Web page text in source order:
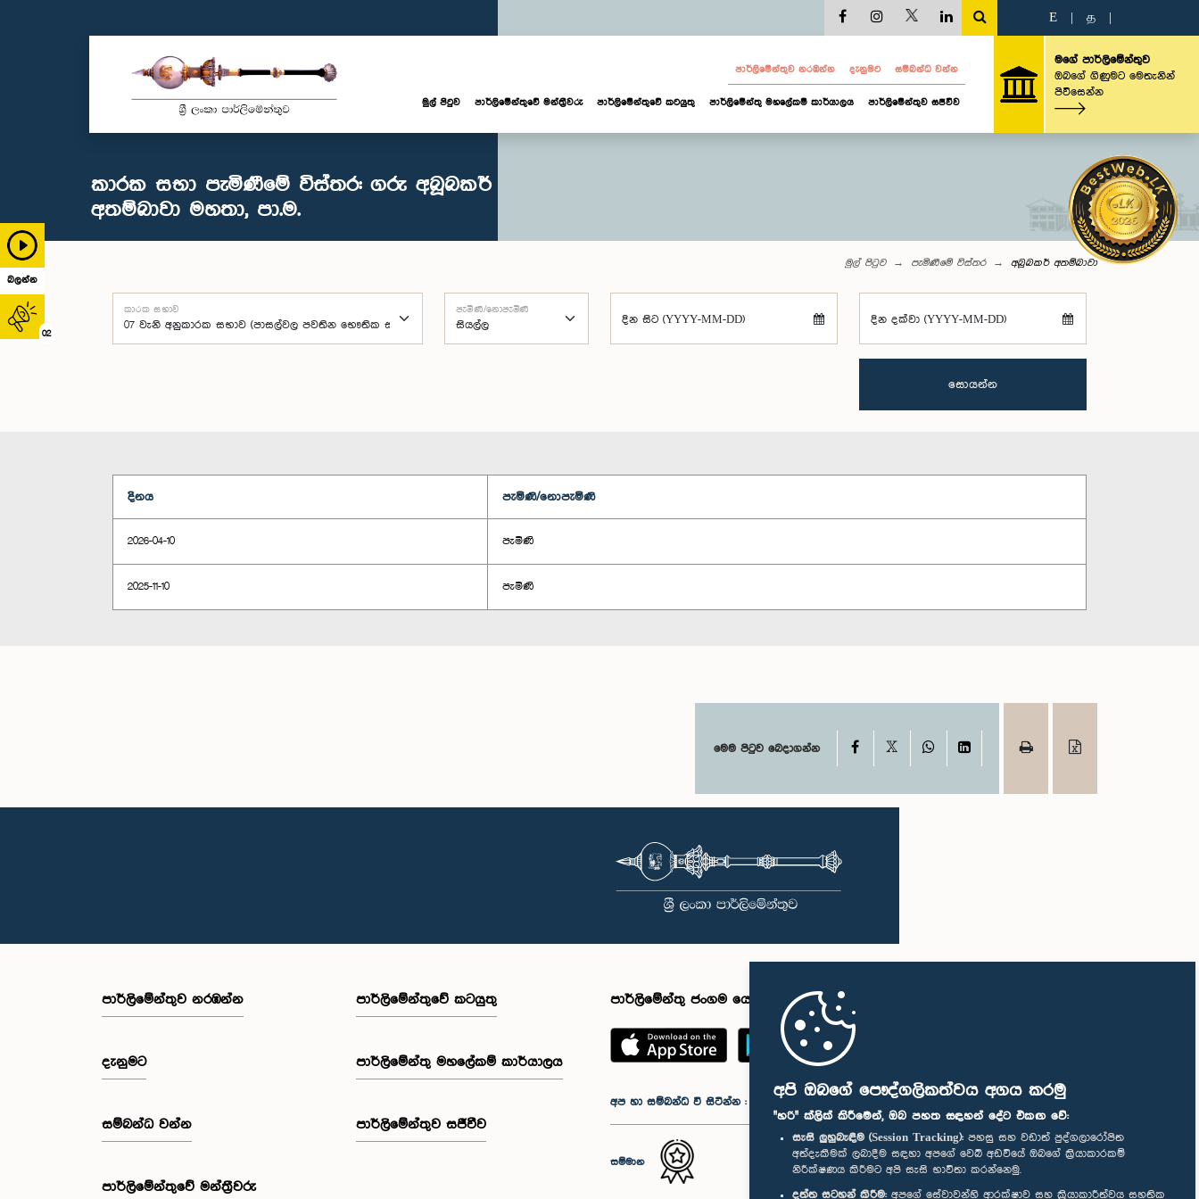
අපි ඔබගේ පෞද්ගලිකත්වය අගය කරමු
"හරි" ක්ලික් කිරීමෙන්, ඔබ පහත සඳහන් දේට එකඟ වේ:
සැසි ලුහුබැඳීම (Session Tracking): පහසු සහ වඩාත් පුද්ගලාරෝපිත
අත්දැකීමක් ලබාදීම සඳහා අපගේ වෙබ් අඩවියේ ඔබගේ ක්‍රියාකාරකම්
නිරීක්ෂණය කිරීමට අපි සැසි භාවිතා කරන්නෙමු.
දත්ත සටහන් කිරීම: අපගේ සේවාවන්හි ආරක්ෂාව සහ ක්‍රියාකාරීත්වය සහතික
බලන්න
02
E த
පාර්ලි‌මේන්තුව නරඹන්න දැනුමට සම්බන්ධ වන්න
මුල් පිටුව පාර්ලි‌මේන්තුවේ මන්ත්‍රීවරු පාර්ලිමේන්තුවේ කටයුතු පාර්ලිමේන්තු මහලේකම් කාර්යාලය පාර්ලිමේන්තුව සජීවීව
මගේ පාර්ලිමේන්තුව
ඔබගේ ගිණුමට මෙතැනින්
පිවිසෙන්න
කාරක සභා පැමිණීමේ විස්තර: ගරු අබූබකර්
අතම්බාවා මහතා, පා.ම.
මුල් පිටුව පැමිණීමේ විස්තර අබූබකර් අතම්බාවා
කාරක සභාව පැමිණි/නොපැමිණි
දින සිට (YYYY-MM-DD) දින දක්වා (YYYY-MM-DD)
සොයන්න
දිනය පැමිණි/නොපැමිණි
2026-04-10 පැමිණි
2025-11-10 පැමිණි
මෙම පිටුව බෙදාගන්න Facebook WhatsAppLinkedIn
පාර්ලි‌මේන්තුව නරඹන්න
දැනුමට
සම්බන්ධ වන්න
පාර්ලි‌මේන්තුවේ මන්ත්‍රීවරු
පාර්ලිමේන්තුවේ කටයුතු
පාර්ලිමේන්තු මහලේකම් කාර්යාලය
පාර්ලිමේන්තුව සජීවීව
පාර්ලිමේන්තු ජංගම යෙදුම
අප හා සම්බන්ධ වී සිටින්න :
සම්මාන